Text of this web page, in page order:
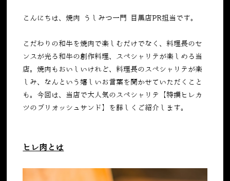
こんにちは、焼肉 うしみつ一門 目黒店PR担当です。
こだわりの和牛を焼肉で楽しむだけでなく、料理長のセ
ンスが光る和牛の創作料理、スペシャリテが楽しめる当
店。焼肉もおいしいけれど、料理長のスペシャリテが楽
しみ、なんという嬉しいお言葉を聞かせていただくこと
も。今回は、当店で大人気のスペシャリテ【特撰ヒレカ
ツのブリオッシュサンド】を詳しくご紹介します。
ヒレ肉とは